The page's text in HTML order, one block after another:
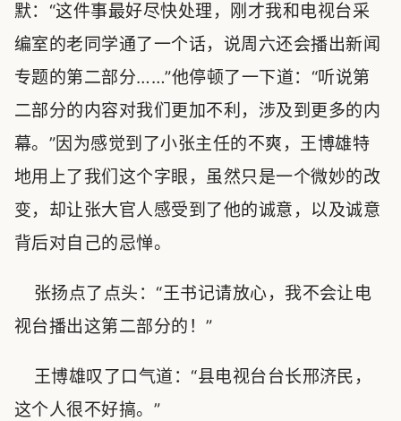
默：“这件事最好尽快处理，刚才我和电视台采
编室的老同学通了一个话，说周六还会播出新闻
专题的第二部分……”他停顿了一下道：“听说第
二部分的内容对我们更加不利，涉及到更多的内
幕。”因为感觉到了小张主任的不爽，王博雄特
地用上了我们这个字眼，虽然只是一个微妙的改
变，却让张大官人感受到了他的诚意，以及诚意
背后对自己的忌惮。
张扬点了点头：“王书记请放心，我不会让电
视台播出这第二部分的！”
王博雄叹了口气道：“县电视台台长邢济民，
这个人很不好搞。”